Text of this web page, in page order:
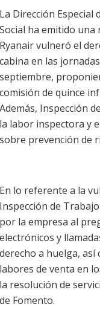
La Dirección Especial
Social ha emitido
Ryanair vulneró el
cabina en las
septiembre,
comisión de quince
Además, Inspección
la labor inspectora y
sobre prevención de
En lo referente a la
Inspección de
por la empresa al
electrónicos y
derecho a huelga, así
labores de venta en
la resolución de
de Fomento.